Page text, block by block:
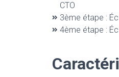
CTO
3ème étape :
4ème étape :